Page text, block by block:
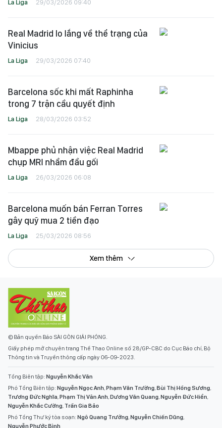
La Liga 29/03/2026 09:40
Real Madrid lo lắng về thể trạng của
Vinicius
La Liga 29/03/2026 07:40
Barcelona sốc khi mất Raphinha
trong 7 trận cầu quyết định
La Liga 28/03/2026 03:52
Mbappe phủ nhận việc Real Madrid
chụp MRI nhầm đầu gối
La Liga 26/03/2026 06:08
Barcelona muốn bán Ferran Torres
gây quỹ mua 2 tiền đạo
La Liga 25/03/2026 08:56
Xem thêm
© Bản quyền Báo SÀI GÒN GIẢI PHÓNG.
Giấy phép mở chuyên trang Thể Thao Online số 28/GP-CBC do Cục Báo chí, Bộ
Thông tin và Truyền thông cấp ngày 06-09-2023.
Tổng Biên tập: Nguyễn Khắc Văn
Phó Tổng Biên tập: Nguyễn Ngọc Anh Phạm Văn Trường Bùi Thị Hồng Sương
Trương Đức Nghĩa Phạm Thị Vân Anh Dương Văn Quang Nguyễn Đức Hiển
Nguyễn Khắc Cường Trần Gia Bảo
Phó Tổng Thư ký tòa soạn: Ngô Quang Trưởng Nguyễn Chiến Dũng
Nguyễn Phước Bình